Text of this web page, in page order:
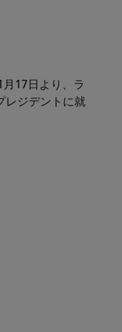
17日より、ラ
レジデントに就